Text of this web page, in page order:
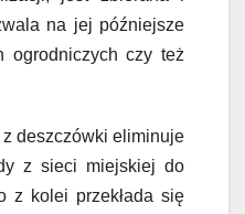
na jej późniejsze
ogrodniczych czy też
deszczówki eliminuje
z sieci miejskiej do
z kolei przekłada się